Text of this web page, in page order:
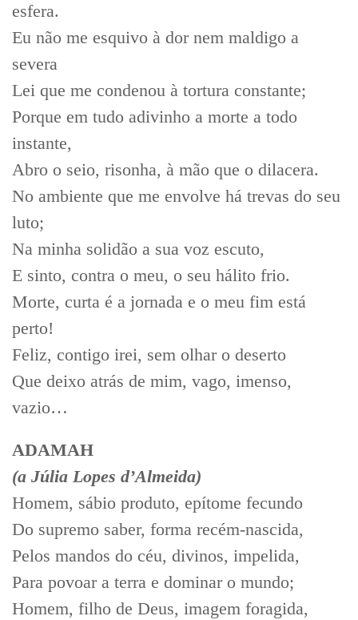
esfera.
Eu não me esquivo à dor nem maldigo a
severa
Lei que me condenou à tortura constante;
Porque em tudo adivinho a morte a todo
instante,
Abro o seio, risonha, à mão que o dilacera.
No ambiente que me envolve há trevas do seu
luto;
Na minha solidão a sua voz escuto,
E sinto, contra o meu, o seu hálito frio.
Morte, curta é a jornada e o meu fim está
perto!
Feliz, contigo irei, sem olhar o deserto
Que deixo atrás de mim, vago, imenso,
vazio…
ADAMAH
(a Júlia Lopes d’Almeida)
Homem, sábio produto, epítome fecundo
Do supremo saber, forma recém-nascida,
Pelos mandos do céu, divinos, impelida,
Para povoar a terra e dominar o mundo;
Homem, filho de Deus, imagem foragida,